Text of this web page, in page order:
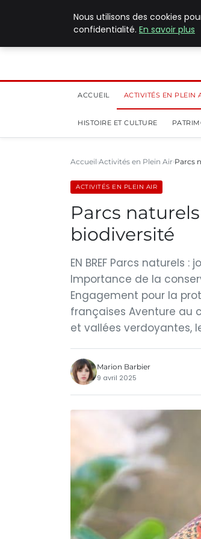
ACCUEIL ACTIVITÉS EN PLEIN
HISTOIRE ET CULTURE
Accueil Activités en Plein Air Parcs
ACTIVITÉS EN PLEIN AIR
Parcs
biodiversité
EN BREF Parcs
Importance de la
Engagement pour la
françaises Aventure au
et vallées verdoyantes,
Marion Barbier
9 avril 2025
Nous utilisons des cookies
confidentialité. En savoir plus